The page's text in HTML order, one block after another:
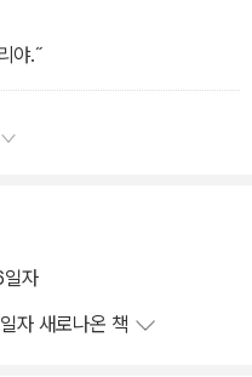
이지.
어도현금의 지정학적 현실
야.˝
자
자 새로나온 책